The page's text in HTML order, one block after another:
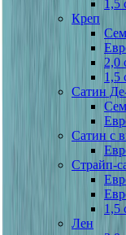
1,5
Креп
2,0
1,5
Сатин
Сатин с
Страйп-
1,5
Лен